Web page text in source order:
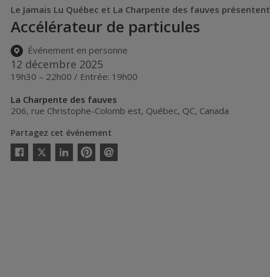
Le Jamais Lu Québec et La Charpente des fauves présentent
Accélérateur de particules
Événement en personne
12 décembre 2025
19h30 – 22h00 / Entrée: 19h00
La Charpente des fauves
206, rue Christophe-Colomb est, Québec, QC, Canada
Partagez cet événement
Facebook
Twitter
LinkedinPinterestEnvoyer